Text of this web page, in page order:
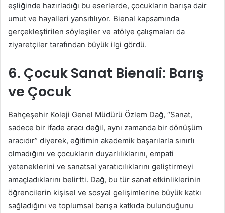
eşliğinde hazırladığı bu eserlerde, çocukların barışa dair
umut ve hayalleri yansıtılıyor. Bienal kapsamında
gerçekleştirilen söyleşiler ve atölye çalışmaları da
ziyaretçiler tarafından büyük ilgi gördü.
6. Çocuk Sanat Bienali: Barış
ve Çocuk
Bahçeşehir Koleji Genel Müdürü Özlem Dağ, “Sanat,
sadece bir ifade aracı değil, aynı zamanda bir dönüşüm
aracıdır” diyerek, eğitimin akademik başarılarla sınırlı
olmadığını ve çocukların duyarlılıklarını, empati
yeteneklerini ve sanatsal yaratıcılıklarını geliştirmeyi
amaçladıklarını belirtti. Dağ, bu tür sanat etkinliklerinin
öğrencilerin kişisel ve sosyal gelişimlerine büyük katkı
sağladığını ve toplumsal barışa katkıda bulunduğunu